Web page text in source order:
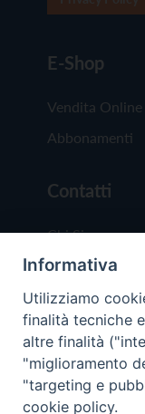
E-Shop
Vendita Online
Abbonamenti
Contatti
Chi Siamo
Redazione
Scrivici
Informativa
Utilizziamo
finalità tecniche
altre finalità
"miglioramento
"targeting e
cookie policy.